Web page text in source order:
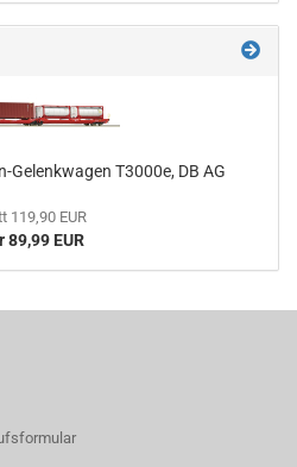
Gelenkwagen T3000e, DB AG
119,90 EUR
89,99 EUR